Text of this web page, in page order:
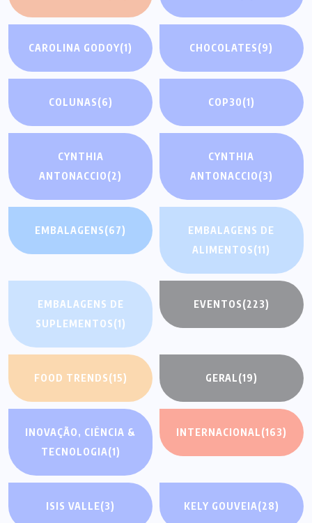
CAROLINA GODOY(1) CHOCOLATES(9)
COLUNAS(6) COP30(1)
CYNTHIA
ANTONACCIO(2)
CYNTHIA
ANTONACCIO(3)
EMBALAGENS(67)
EMBALAGENS DE
ALIMENTOS(11)
EMBALAGENS DE
SUPLEMENTOS(1)
EVENTOS(223)
FOOD TRENDS(15) GERAL(19)
INOVAÇÃO, CIÊNCIA &
TECNOLOGIA(1)
INTERNACIONAL(163)
ISIS VALLE(3) KELY GOUVEIA(28)